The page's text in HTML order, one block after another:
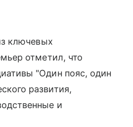
ключевых
отметил, что
"Один пояс, один
развития,
и